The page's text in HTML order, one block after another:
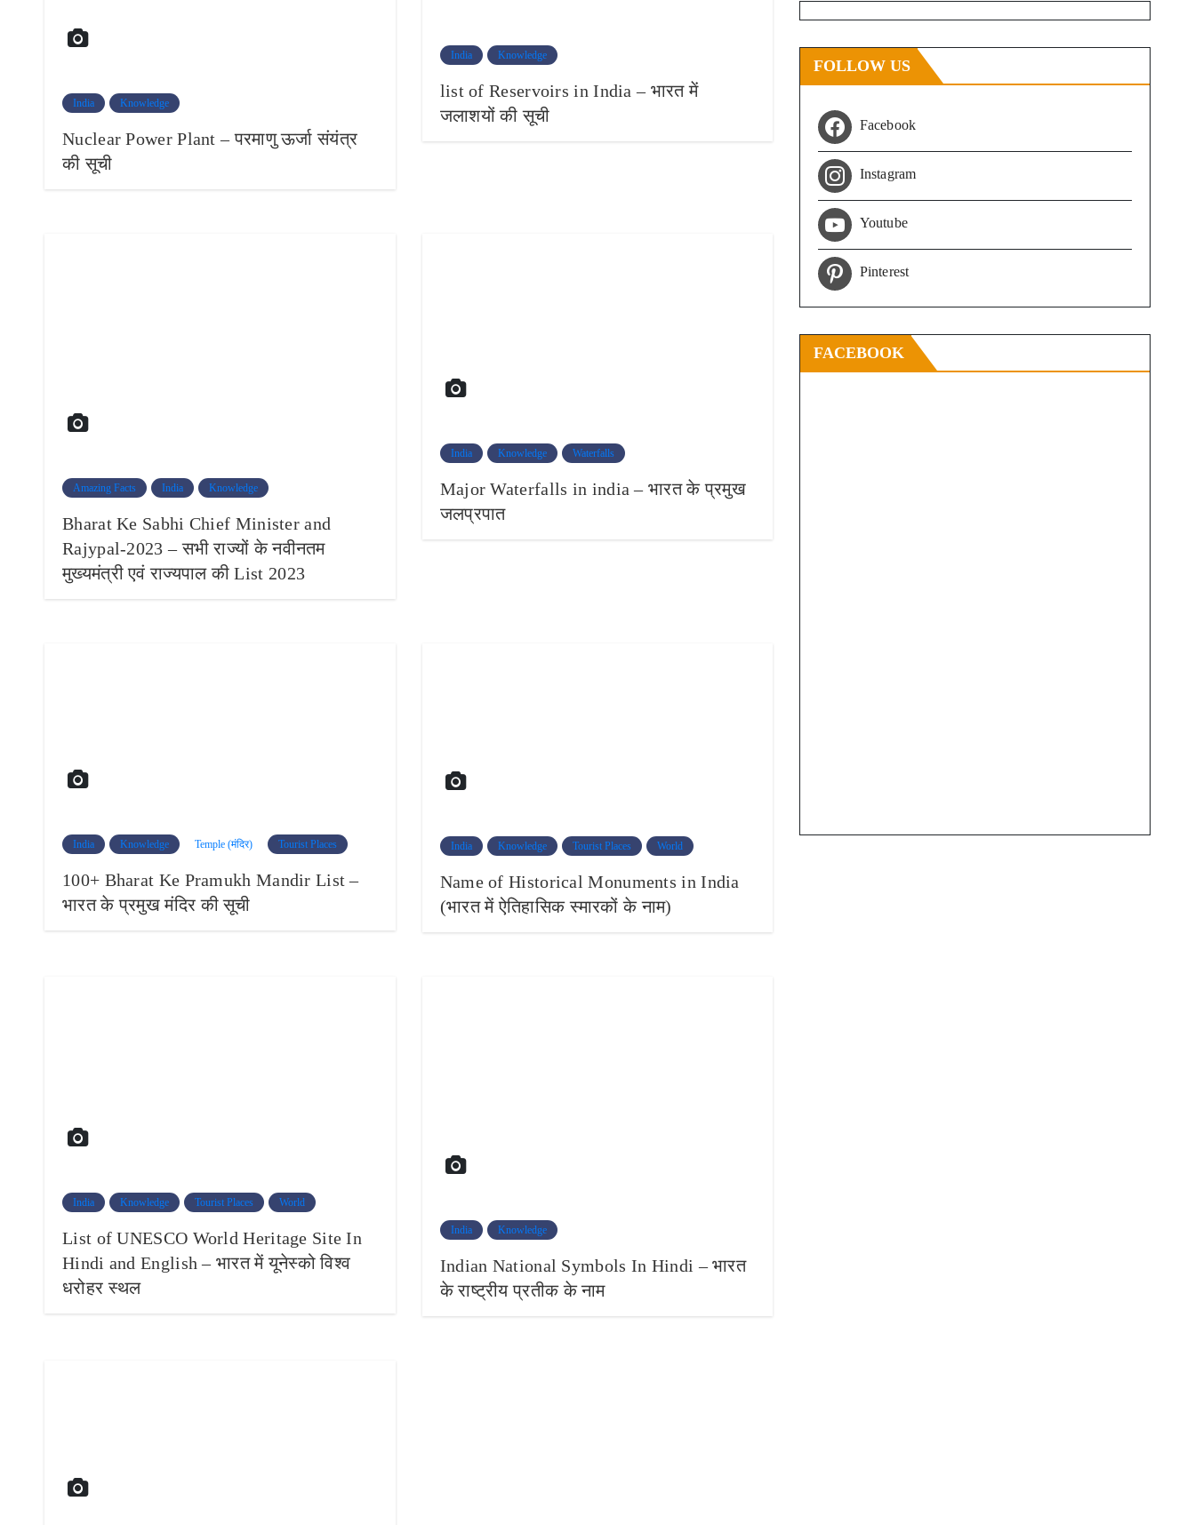
India Knowledge
Nuclear Power Plant – परमाणु ऊर्जा संयंत्र
की सूची
India Knowledge
list of Reservoirs in India – भारत में
जलाशयों की सूची
Amazing Facts India Knowledge
Bharat Ke Sabhi Chief Minister and
Rajypal-2023 – सभी राज्यों के नवीनतम
मुख्यमंत्री एवं राज्यपाल की List 2023
India Knowledge Waterfalls
Major Waterfalls in india – भारत के प्रमुख
जलप्रपात
India Knowledge Temple (मंदिर) Tourist Places
100+ Bharat Ke Pramukh Mandir List –
भारत के प्रमुख मंदिर की सूची
India Knowledge Tourist Places World
Name of Historical Monuments in India
(भारत में ऐतिहासिक स्मारकों के नाम)
India Knowledge Tourist Places World
List of UNESCO World Heritage Site In
Hindi and English – भारत में यूनेस्को विश्व
धरोहर स्थल
India Knowledge
Indian National Symbols In Hindi – भारत
के राष्ट्रीय प्रतीक के नाम
FOLLOW US
Facebook
Instagram
Youtube
Pinterest
FACEBOOK